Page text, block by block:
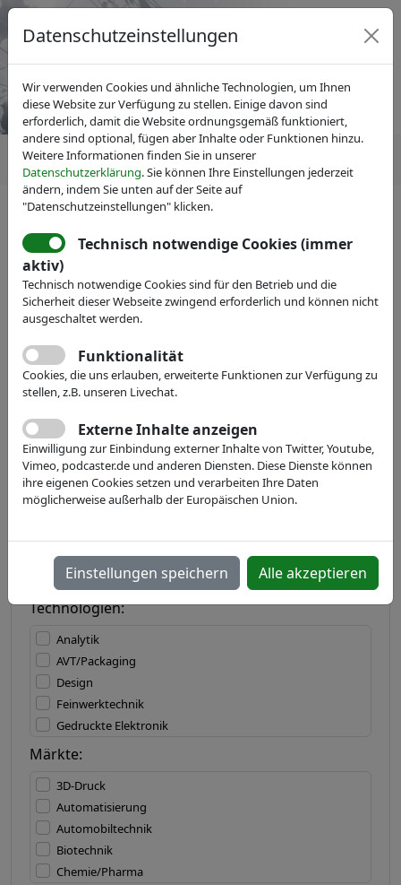
Mitgliedersuche ausblenden
Name:
Volltext:
Land:
Technologien:
Analytik
AVT/Packaging
Design
Feinwerktechnik
Gedruckte Elektronik
IT/Software
Materialbearbeitung
Materialien
Mechatronik
MEMS
Mess-/Prüftechnik
Märkte:
3D-Druck
Automatisierung
Automobiltechnik
Biotechnik
Chemie/Pharma
Datenschutzeinstellungen
Wir verwenden Cookies und ähnliche Technologien, um Ihnen
diese Website zur Verfügung zu stellen. Einige davon sind
erforderlich, damit die Website ordnungsgemäß funktioniert,
andere sind optional, fügen aber Inhalte oder Funktionen hinzu.
Weitere Informationen finden Sie in unserer
Datenschutzerklärung. Sie können Ihre Einstellungen jederzeit
ändern, indem Sie unten auf der Seite auf
"Datenschutzeinstellungen" klicken.
Technisch notwendige Cookies (immer
aktiv)
Technisch notwendige Cookies sind für den Betrieb und die
Sicherheit dieser Webseite zwingend erforderlich und können nicht
ausgeschaltet werden.
Funktionalität
Cookies, die uns erlauben, erweiterte Funktionen zur Verfügung zu
stellen, z.B. unseren Livechat.
Externe Inhalte anzeigen
Einwilligung zur Einbindung externer Inhalte von Twitter, Youtube,
Vimeo, podcaster.de und anderen Diensten. Diese Dienste können
ihre eigenen Cookies setzen und verarbeiten Ihre Daten
möglicherweise außerhalb der Europäischen Union.
Einstellungen speichern Alle akzeptieren